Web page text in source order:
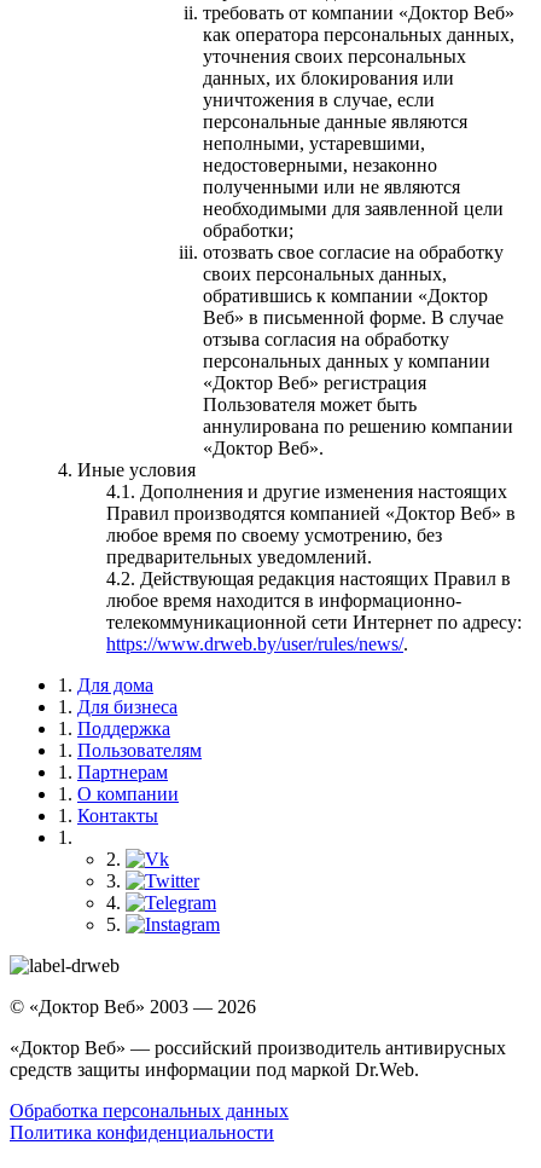
требовать от компании «Доктор Веб»
как оператора персональных данных,
уточнения своих персональных
данных, их блокирования или
уничтожения в случае, если
персональные данные являются
неполными, устаревшими,
недостоверными, незаконно
полученными или не являются
необходимыми для заявленной цели
обработки;
отозвать свое согласие на обработку
своих персональных данных,
обратившись к компании «Доктор
Веб» в письменной форме. В случае
отзыва согласия на обработку
персональных данных у компании
«Доктор Веб» регистрация
Пользователя может быть
аннулирована по решению компании
«Доктор Веб».
Иные условия
Дополнения и другие изменения настоящих
Правил производятся компанией «Доктор Веб» в
любое время по своему усмотрению, без
предварительных уведомлений.
Действующая редакция настоящих Правил в
любое время находится в информационно-
телекоммуникационной сети Интернет по адресу:
https://www.drweb.by/user/rules/news/.
Для дома
Для бизнеса
Поддержка
Пользователям
Партнерам
О компании
Контакты
© «Доктор Веб» 2003 — 2026
«Доктор Веб» — российский производитель антивирусных
средств защиты информации под маркой Dr.Web.
Обработка персональных данных
Политика конфиденциальности